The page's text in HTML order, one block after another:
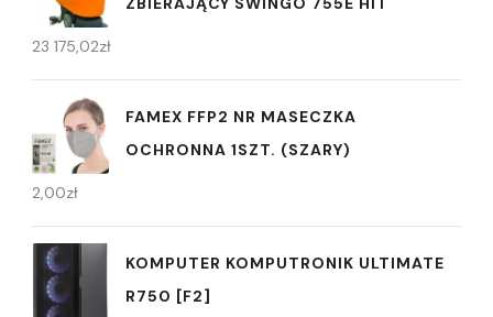
23 175,02zł
FAMEX FFP2 NR MASECZKA
OCHRONNA 1SZT. (SZARY)
2,00zł
KOMPUTER KOMPUTRONIK ULTIMATE
R750 [F2]